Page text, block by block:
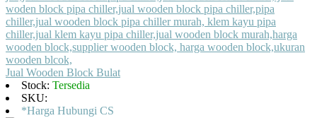
Jual Wooden Block Bulat
Stock: Tersedia
SKU:
*Harga Hubungi CS